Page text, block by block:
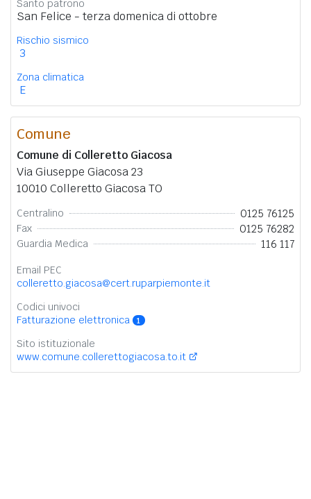
Santo patrono
San Felice - terza domenica di ottobre
Rischio sismico
3
Zona climatica
E
Comune
Comune di Colleretto Giacosa
Via Giuseppe Giacosa 23
10010 Colleretto Giacosa TO
Centralino 0125 76125
Fax 0125 76282
Guardia Medica 116 117
Email PEC
colleretto.giacosa@cert.ruparpiemonte.it
Codici univoci
Fatturazione elettronica
1
Sito istituzionale
www.comune.collerettogiacosa.to.it